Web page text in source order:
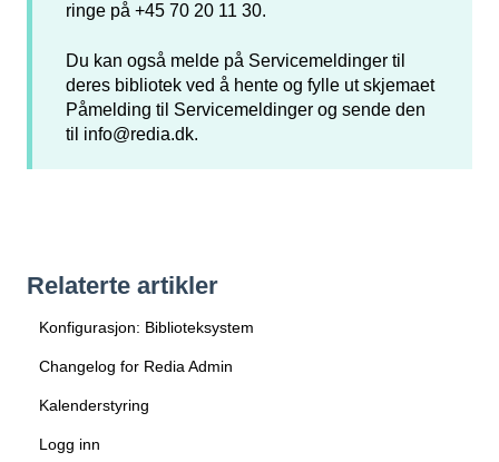
ringe på +45 70 20 11 30.
Du kan også melde på Servicemeldinger til
deres bibliotek ved å hente og fylle ut skjemaet
Påmelding til Servicemeldinger og sende den
til info@redia.dk.
Relaterte artikler
Konfigurasjon: Biblioteksystem
Changelog for Redia Admin
Kalenderstyring
Logg inn